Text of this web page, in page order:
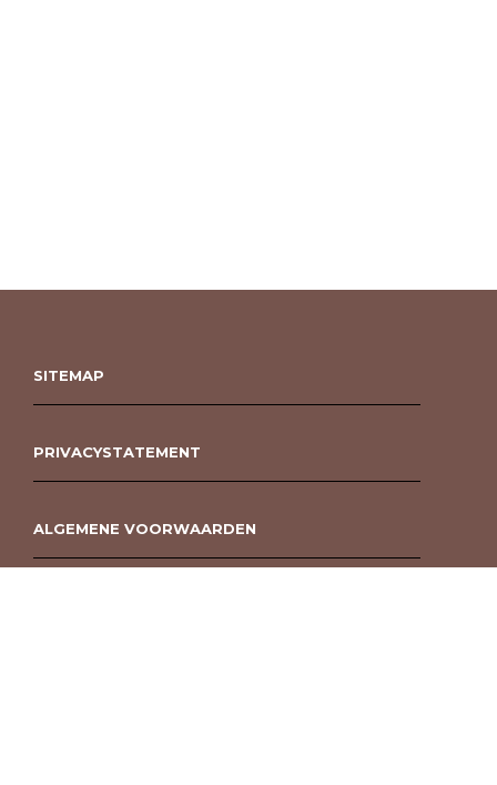
SITEMAP
PRIVACYSTATEMENT
ALGEMENE VOORWAARDEN